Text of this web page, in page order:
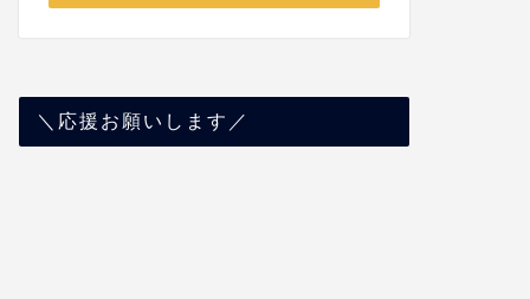
＼応援お願いします／